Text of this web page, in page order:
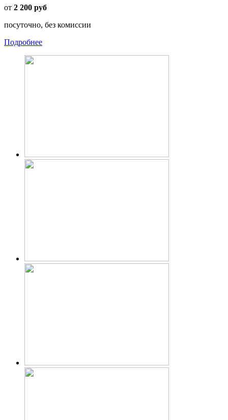
от 2 200 руб
посуточно, без комиссии
Подробнее